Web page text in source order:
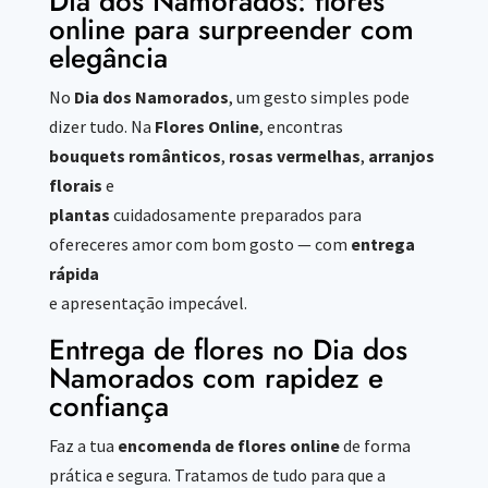
online para surpreender com
elegância
No Dia dos Namorados, um gesto simples pode
dizer tudo. Na Flores Online, encontras
bouquets românticos, rosas vermelhas, arranjos
florais e
plantas cuidadosamente preparados para
ofereceres amor com bom gosto — com entrega
rápida
e apresentação impecável.
Entrega de flores no Dia dos
Namorados com rapidez e
confiança
Faz a tua encomenda de flores onlinede forma
prática e segura. Tratamos de tudo para que a